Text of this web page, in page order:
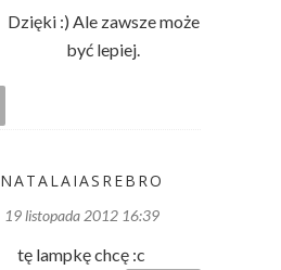
Dzięki :) Ale zawsze może
być lepiej.
NATALAIASREBRO
19 listopada 2012 16:39
tę lampkę chcę :c